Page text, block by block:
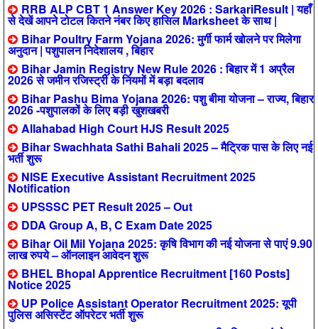
RRB ALP CBT 1 Answer Key 2026 : SarkariResult | यहाँ
से देखें आपने टोटल कितने नंबर किए हासिल Marksheet के साथ |
Bihar Poultry Farm Yojana 2026: मुर्गी फार्म खोलने पर मिलेगा
अनुदान | पशुपालन निदेशालय , बिहार
Bihar Jamin Registry New Rule 2026 : बिहार में 1 अप्रैल
2026 से जमीन रजिस्ट्री के नियमों में बड़ा बदलाव
Bihar Pashu Bima Yojana 2026: पशु बीमा योजना – राज्य, बिहार
2026 -पशुपालकों के लिए बड़ी खुशखबरी
Allahabad High Court HJS Result 2025
Bihar Swachhata Sathi Bahali 2025 – मैट्रिक पास के लिए नई
भर्ती शुरू
NISE Executive Assistant Recruitment 2025
Notification
UPSSSC PET Result 2025 – Out
DDA Group A, B, C Exam Date 2025
Bihar Oil Mil Yojana 2025: कृषि विभाग की नई योजना से पाएं 9.90
लाख रुपये – ऑनलाइन आवेदन शुरू
BHEL Bhopal Apprentice Recruitment [160 Posts]
Notice 2025
UP Police Assistant Operator Recruitment 2025: यूपी
पुलिस असिस्टेंट ऑपरेटर भर्ती शुरू